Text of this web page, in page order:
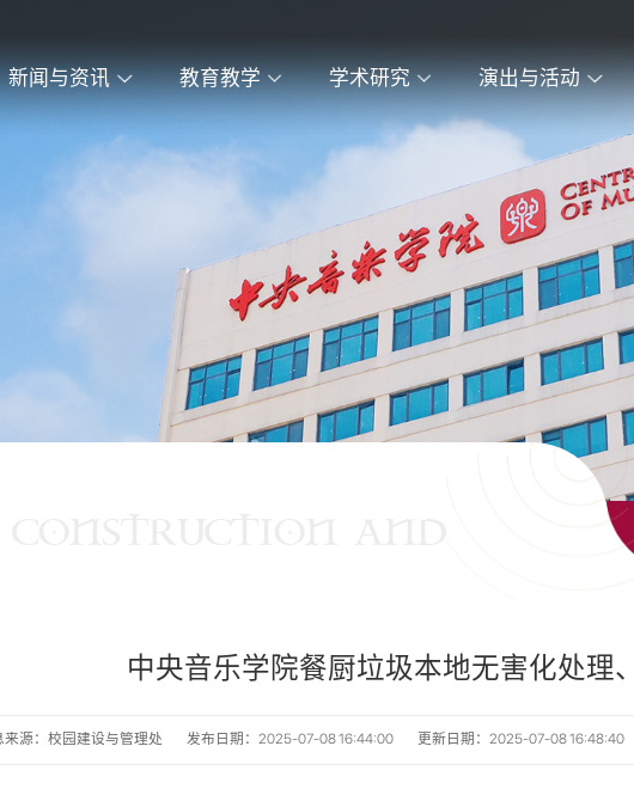
新闻与资讯 教育教学 学术研究 演出与活动
AND
中央音乐学院餐厨垃圾本地无害化处理
来源：校园建设与管理处 发布日期：2025-07-08 16:44:00 更新日期：2025-07-08 16:48:40